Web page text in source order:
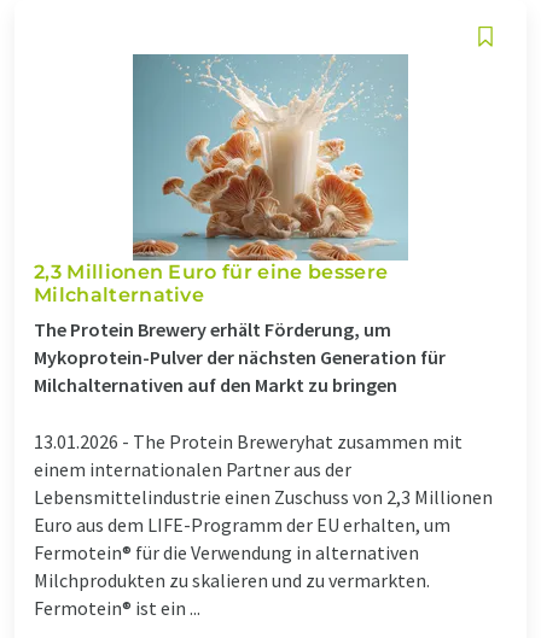
2,3 Millionen Euro für eine bessere
Milchalternative
The Protein Brewery erhält Förderung, um
Mykoprotein-Pulver der nächsten Generation für
Milchalternativen auf den Markt zu bringen
13.01.2026 - The Protein Breweryhat zusammen mit
einem internationalen Partner aus der
Lebensmittelindustrie einen Zuschuss von 2,3 Millionen
Euro aus dem LIFE-Programm der EU erhalten, um
Fermotein® für die Verwendung in alternativen
Milchprodukten zu skalieren und zu vermarkten.
Fermotein® ist ein ...